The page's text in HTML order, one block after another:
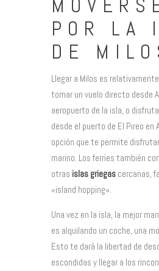
POR LA
DE
Llegar a Milos es
tomar un vuelo directo desde
aeropuerto de la isla, o
desde el puerto de El Pireo en
opción que te permite
marino. Los ferries también
otras islas griegas cercanas,
«island hopping».
Una vez en la isla, la mejor
es alquilando un coche, una
Esto te dará la libertad de
escondidas y llegar a los